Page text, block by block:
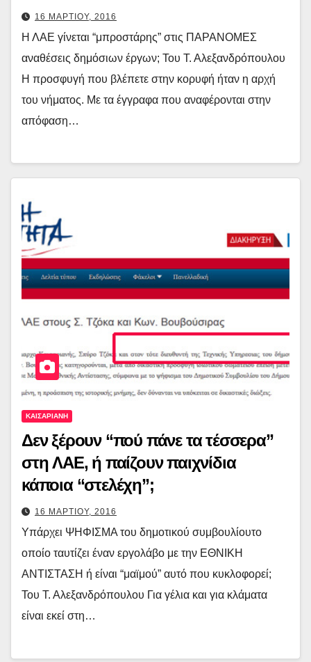
16 ΜΑΡΤΙΟΥ, 2016
Η ΛΑΕ γίνεται “μπροστάρης” στις ΠΑΡΑΝΟΜΕΣ
αναθέσεις δημόσιων έργων; Του Τ. Αλεξανδρόπουλου
Η προσφυγή που βλέπετε στην κορυφή ήταν η αρχή
του νήματος. Με τα έγγραφα που αναφέρονται στην
απόφαση…
ΚΑΙΣΑΡΙΑΝΗ
Δεν ξέρουν “πού πάνε τα τέσσερα”
στη ΛΑΕ, ή παίζουν παιχνίδια
κάποια “στελέχη”;
16 ΜΑΡΤΙΟΥ, 2016
Υπάρχει ΨΗΦΙΣΜΑ του δημοτικού συμβουλίουτο
οποίο ταυτίζει έναν εργολάβο με την ΕΘΝΙΚΗ
ΑΝΤΙΣΤΑΣΗ ή είναι “μαϊμού” αυτό που κυκλοφορεί;
Του Τ. Αλεξανδρόπουλου Για γέλια και για κλάματα
είναι εκεί στη…